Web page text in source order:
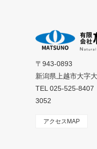
〒943-0893
新潟県上越市大字
TEL 025-525-
3052
アクセスMAP